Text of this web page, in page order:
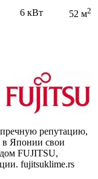
6 кВт 52 м2
репутацию,
в Японии свои
FUJITSU,
fujitsuklime.rs